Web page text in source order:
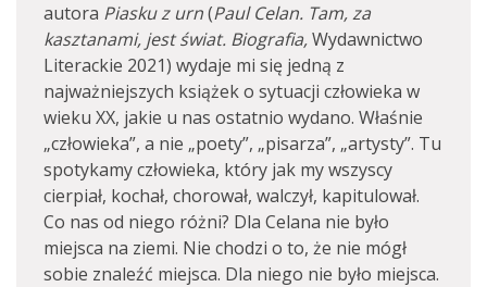
autora Piasku z urn(Paul Celan. Tam, za
kasztanami, jest świat. Biografia,Wydawnictwo
Literackie 2021) wydaje mi się jedną z
najważniejszych książek o sytuacji człowieka w
wieku XX, jakie u nas ostatnio wydano. Właśnie
„człowieka”, a nie „poety”, „pisarza”, „artysty”. Tu
spotykamy człowieka, który jak my wszyscy
cierpiał, kochał, chorował, walczył, kapitulował.
Co nas od niego różni? Dla Celana nie było
miejsca na ziemi. Nie chodzi o to, że nie mógł
sobie znaleźć miejsca. Dla niego nie było miejsca.